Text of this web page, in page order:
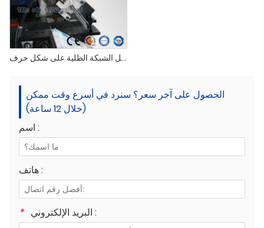
آلة تشكيل الشبكة الظلية على شكل حرف T
الحصول على آخر سعر؟ سنرد في أسرع وقت ممكن
(خلال 12 ساعة)
اسم :
هاتف :
* البريد الإلكتروني :